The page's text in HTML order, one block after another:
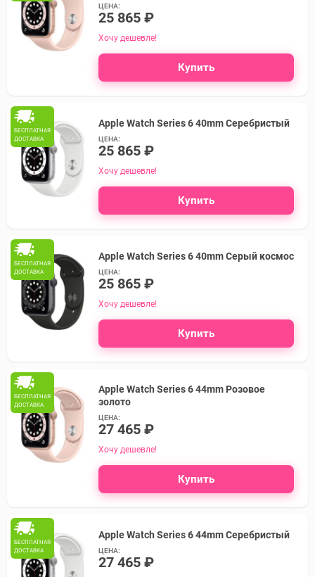
ЦЕНА:
25 865 ₽
Хочу дешевле!
Купить
БЕСПЛАТНАЯ
ДОСТАВКА
Apple Watch Series 6 40mm Серебристый
ЦЕНА:
25 865 ₽
Хочу дешевле!
Купить
БЕСПЛАТНАЯ
ДОСТАВКА
Apple Watch Series 6 40mm Серый космос
ЦЕНА:
25 865 ₽
Хочу дешевле!
Купить
БЕСПЛАТНАЯ
ДОСТАВКА
Apple Watch Series 6 44mm Розовое
золото
ЦЕНА:
27 465 ₽
Хочу дешевле!
Купить
БЕСПЛАТНАЯ
ДОСТАВКА
Apple Watch Series 6 44mm Серебристый
ЦЕНА:
27 465 ₽